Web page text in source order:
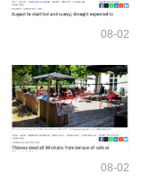
08-02
08-02